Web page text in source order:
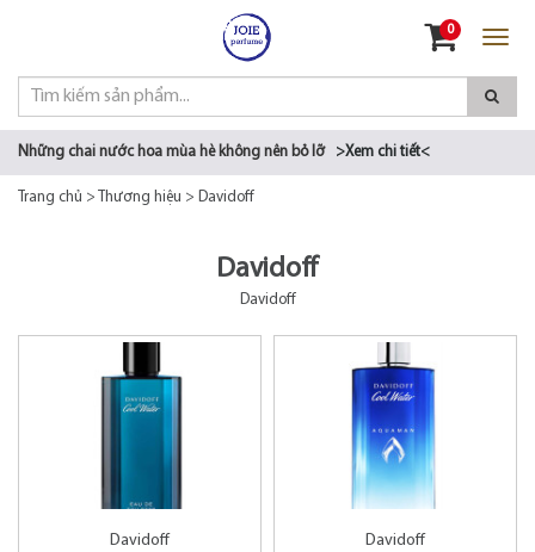
0
Những chai nước hoa mùa hè không nên bỏ lỡ >Xem chi tiết<
Trang chủ > Thương hiệu > Davidoff
Davidoff
Davidoff
Davidoff Davidoff